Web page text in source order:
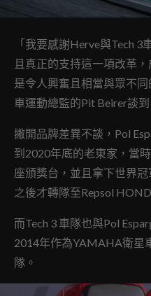
「我要感謝Herve與Tech
且真正的支持這一項改革
是令人興奮且相當與眾不
車運動總監的Pit Beirer談到
撇開品牌差異不談，Pol
到2020年底的老東家，當
座頒獎台，並且拿下世界
之後才轉隊至Repsol
而Tech 3 車隊也與Pol
2014年作為YAMAHA衛星
隊。